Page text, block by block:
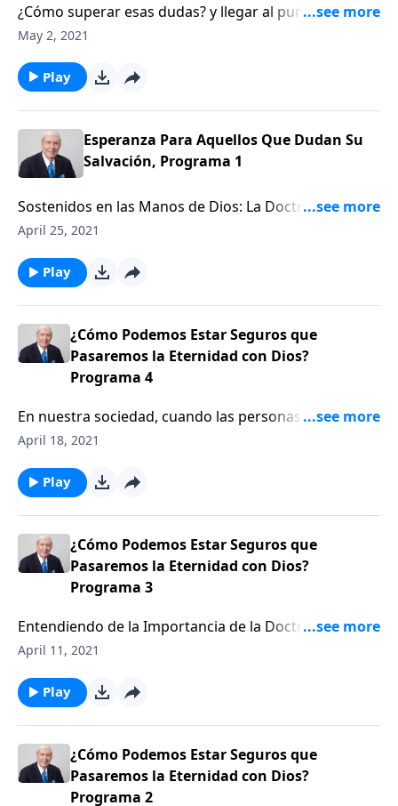
¿Cómo superar esas dudas? y llegar al punto de decir:
"Sí, sé que está bien, voy a ir cielo.”
May 2, 2021
Play
Esperanza Para Aquellos Que Dudan Su
Salvación, Programa 1
Sostenidos en las Manos de Dios: La Doctrina de la
Seguridad Eterna. ¿Necesitamos ser salvos una y otra
April 25, 2021
Play
¿Cómo Podemos Estar Seguros que
Pasaremos la Eternidad con Dios?
Programa 4
En nuestra sociedad, cuando las personas dicen,
"Sabes, él ha nació de nuevo", ¿Qué enseña la Biblia
April 18, 2021
Play
¿Cómo Podemos Estar Seguros que
Pasaremos la Eternidad con Dios?
Programa 3
Entendiendo de la Importancia de la Doctrina de la
Salvación. Si la justicia de Cristo, se aplica a mí
¿significa eso que puedo aceptar a Cristo y vivir como
el diablo?
April 11, 2021
Play
¿Cómo Podemos Estar Seguros que
Pasaremos la Eternidad con Dios?
Programa 2